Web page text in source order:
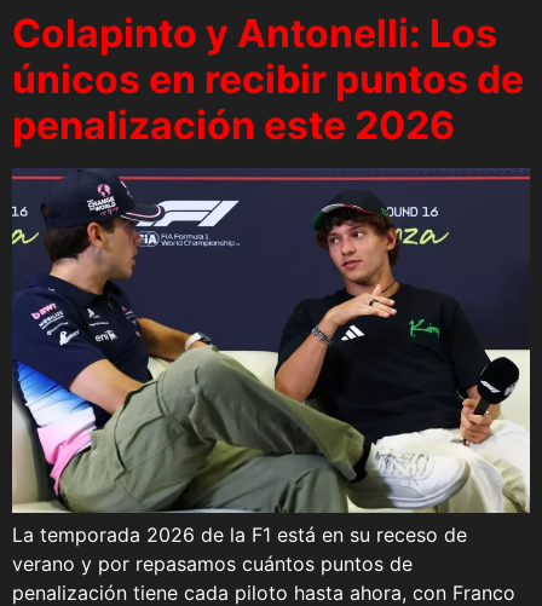
Colapinto y Antonelli: Los
únicos en recibir puntos de
penalización este 2026
La temporada 2026 de la F1 está en su receso de
verano y por repasamos cuántos puntos de
penalización tiene cada piloto hasta ahora, con Franco